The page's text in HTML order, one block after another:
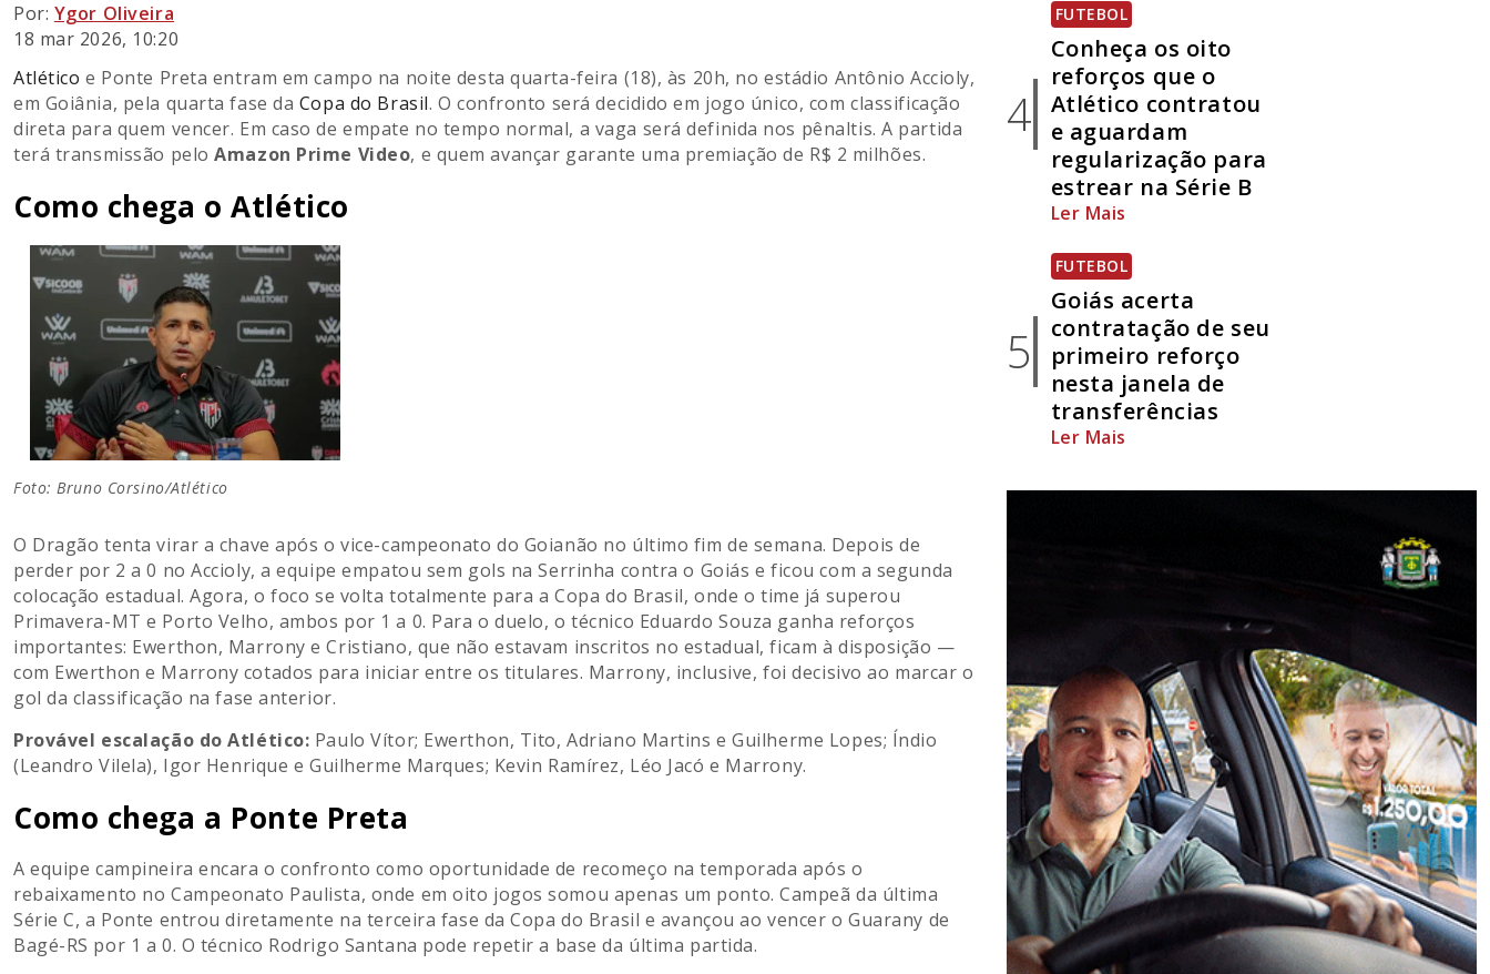
Por: Ygor Oliveira
18 mar 2026, 10:20
Atlético e Ponte Preta entram em campo na noite desta quarta-feira (18), às 20h, no estádio Antônio Accioly,
em Goiânia, pela quarta fase da Copa do Brasil. O confronto será decidido em jogo único, com classificação
direta para quem vencer. Em caso de empate no tempo normal, a vaga será definida nos pênaltis. A partida
terá transmissão peloAmazon Prime Video, e quem avançar garante uma premiação de R$ 2 milhões.
Como chega o Atlético
Foto: Bruno Corsino/Atlético
O Dragão tenta virar a chave após o vice-campeonato do Goianão no último fim de semana. Depois de
perder por 2 a 0 no Accioly, a equipe empatou sem gols na Serrinha contra o Goiás e ficou com a segunda
colocação estadual. Agora, o foco se volta totalmente para a Copa do Brasil, onde o time já superou
Primavera-MT e Porto Velho, ambos por 1 a 0. Para o duelo, o técnico Eduardo Souza ganha reforços
importantes: Ewerthon, Marrony e Cristiano, que não estavam inscritos no estadual, ficam à disposição —
com Ewerthon e Marrony cotados para iniciar entre os titulares. Marrony, inclusive, foi decisivo ao marcar o
gol da classificação na fase anterior.
Provável escalação do Atlético: Paulo Vítor; Ewerthon, Tito, Adriano Martins e Guilherme Lopes; Índio
(Leandro Vilela), Igor Henrique e Guilherme Marques; Kevin Ramírez, Léo Jacó e Marrony.
Como chega a Ponte Preta
A equipe campineira encara o confronto como oportunidade de recomeço na temporada após o
rebaixamento no Campeonato Paulista, onde em oito jogos somou apenas um ponto. Campeã da última
Série C, a Ponte entrou diretamente na terceira fase da Copa do Brasil e avançou ao vencer o Guarany de
Bagé-RS por 1 a 0. O técnico Rodrigo Santana pode repetir a base da última partida.
4
FUTEBOL
Conheça os oito
reforços que o
Atlético contratou
e aguardam
regularização para
estrear na Série B
Ler Mais
5
FUTEBOL
Goiás acerta
contratação de seu
primeiro reforço
nesta janela de
transferências
Ler Mais